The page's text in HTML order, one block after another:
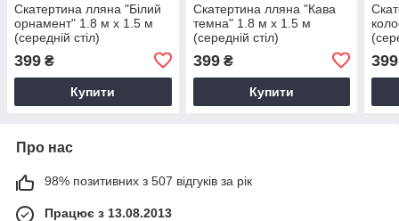
Скатертина лляна "Білий
орнамент" 1.8 м х 1.5 м
(середній стіл)
399 ₴
Купити
Скатертина лляна "Кава
темна" 1.8 м х 1.5 м
(середній стіл)
399₴
Купити
399
Про нас
98% позитивних з 507 відгуків за рік
Працює з 13.08.2013